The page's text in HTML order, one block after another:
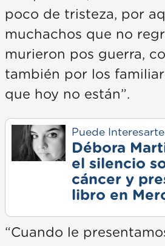
poco de tristeza, por
muchachos que no
murieron pos guerra,
también por los
que hoy no están”.
Puede
Débora
el silencio
cáncer y
libro en
“Cuando le